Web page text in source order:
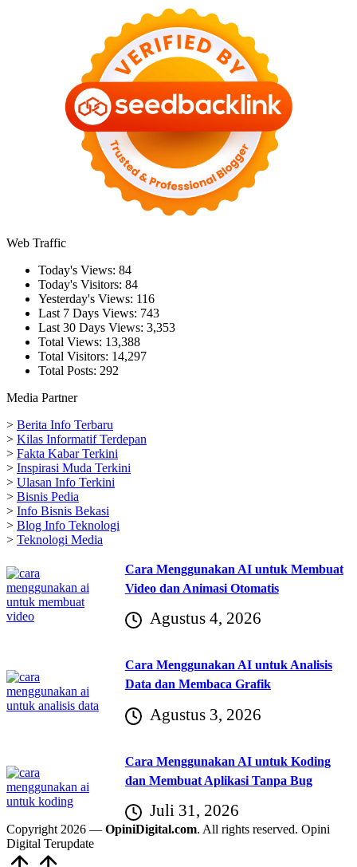
Web Traffic
Today's Views: 84
Today's Visitors: 84
Yesterday's Views: 116
Last 7 Days Views: 743
Last 30 Days Views: 3,353
Total Views: 13,388
Total Visitors: 14,297
Total Posts: 292
Media Partner
> Berita Info Terbaru
> Kilas Informatif Terdepan
> Fakta Kabar Terkini
> Inspirasi Muda Terkini
> Ulasan Info Terkini
> Bisnis Pedia
> Info Bisnis Bekasi
> Blog Info Teknologi
> Teknologi Media
Cara Menggunakan AI untuk Membuat
Video dan Animasi Otomatis
Agustus 4, 2026
Cara Menggunakan AI untuk Analisis
Data dan Membaca Grafik
Agustus 3, 2026
Cara Menggunakan AI untuk Koding
dan Membuat Aplikasi Tanpa Bug
Juli 31, 2026
Copyright 2026 — OpiniDigital.com. All rights reserved. Opini
Digital Terupdate